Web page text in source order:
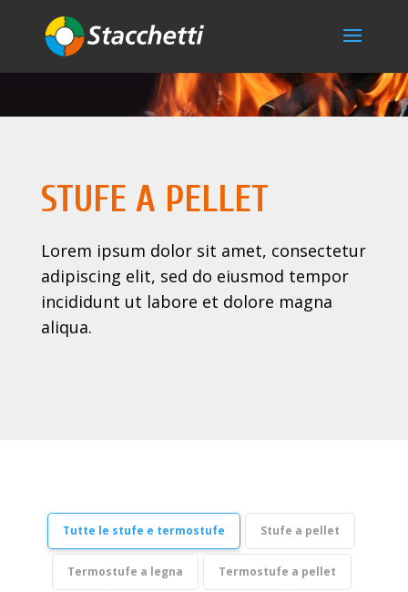
STUFE A PELLET
Lorem ipsum dolor sit amet, consectetur
adipiscing elit, sed do eiusmod tempor
incididunt ut labore et dolore magna
aliqua.
Tutte le stufe e termostufe Stufe a pellet
Termostufe a legna Termostufe a pellet